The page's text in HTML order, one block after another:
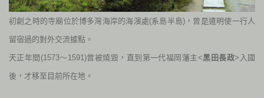
初創之時的寺廟位於博多灣海岸的海濱處(系島半島)，曾是遣明使一行人
留宿過的對外交流據點。
天正年間 (1573～ 1591)曾被燒毀，直到第一代福岡藩主<黑田長政>入國
後，才移至目前所在地。